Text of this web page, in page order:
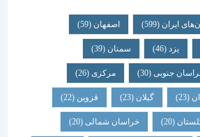
(599) اصفهان (59)
سمنان (39)
(30) مرکزی (26)
گیلان قزوین
خراسان شمالی(20)